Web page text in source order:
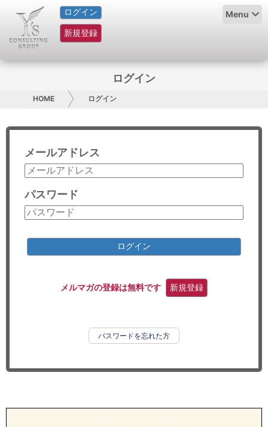
ログイン
新規登録
Menu
HOME
サービス紹介
グループ概要
採用情報
お問い合わせ
コンサルティング
リサーチ
ログイン
HOME ログイン
メールアドレス
パスワード
ログイン
メルマガの登録は無料です 新規登録
パスワードを忘れた方